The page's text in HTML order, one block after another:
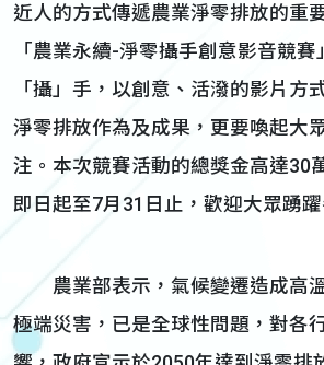
近人的方式傳遞農業淨零排放的重
「農業永續-淨零攝手創意影音競
「攝」手，以創意、活潑的影片方
淨零排放作為及成果，更要喚起大
注。本次競賽活動的總獎金高達30
即日起至7月31日止，歡迎大眾踴躍
農業部表示，氣候變遷造成高
極端災害，已是全球性問題，對各